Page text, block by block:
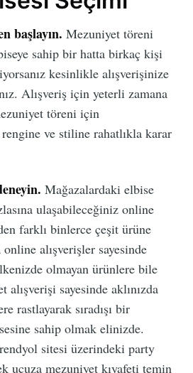
başlayın. Mezuniyet töreni
sahip bir hatta birkaç kişi
kesinlikle alışverişinize
Alışveriş için yeterli zamana
töreni için
ve stiline rahatlıkla karar
Mağazalardaki elbise
ulaşabileceğiniz online
farklı binlerce çeşit ürüne
alışverişler sayesinde
olmayan ürünlere bile
sayesinde aklınızda
rastlayarak sıradışı bir
sahip olmak elinizde.
sitesi üzerindeki party
ucuza mezuniyet kıyafeti temin